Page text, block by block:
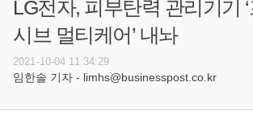
LG전자, 피부탄력 관리기기
시브 멀티케어’ 내놔
2021-10-04 11:34:29
임한솔 기자 - limhs@businesspost.co.kr